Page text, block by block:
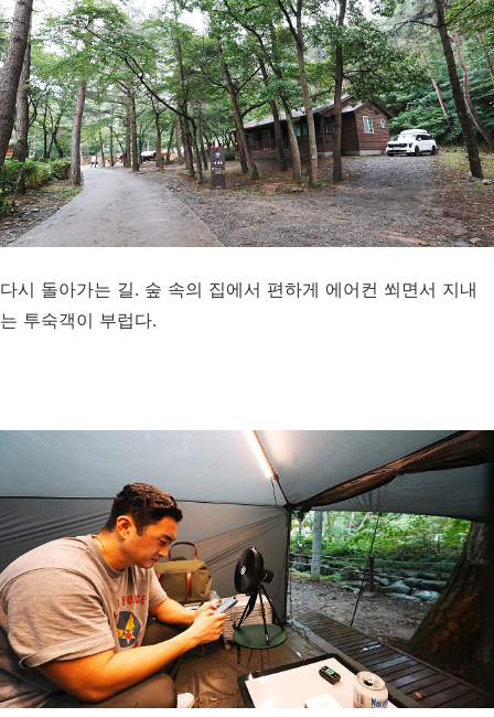
다시 돌아가는 길. 숲 속의 집에서 편하게 에어컨 쐬면서 지내
는 투숙객이 부럽다.